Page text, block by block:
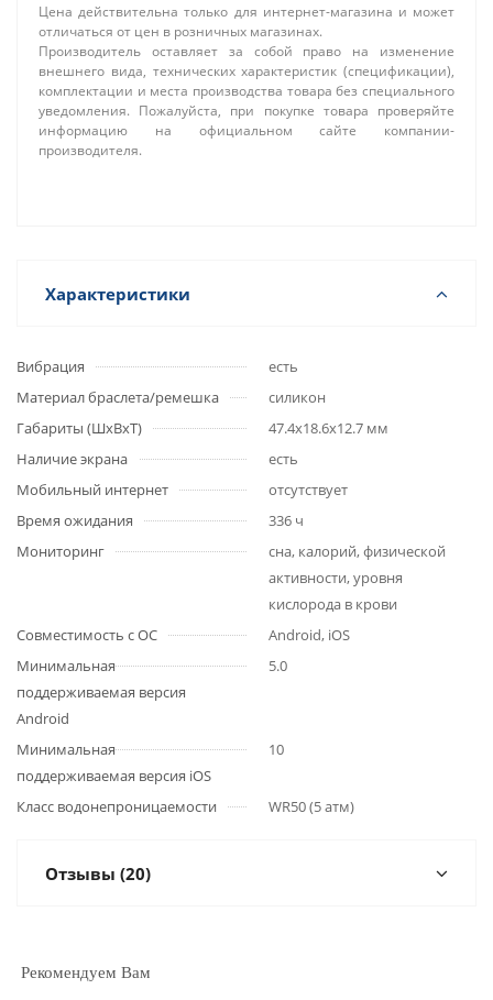
Цена действительна только для интернет-магазина и может
отличаться от цен в розничных магазинах.
Производитель оставляет за собой право на изменение
внешнего вида, технических характеристик (спецификации),
комплектации и места производства товара без специального
уведомления. Пожалуйста, при покупке товара проверяйте
информацию на официальном сайте компании-
производителя.
Характеристики
Вибрация
есть
Материал браслета/ремешка
силикон
Габариты (ШхВхТ)
47.4x18.6x12.7 мм
Наличие экрана
есть
Мобильный интернет
отсутствует
Время ожидания
336 ч
Мониторинг
сна, калорий, физической
активности, уровня
кислорода в крови
Совместимость с ОС
Android, iOS
Минимальная
поддерживаемая версия
Android
5.0
Минимальная
поддерживаемая версия iOS
10
Класс водонепроницаемости WR50 (5 атм)
Отзывы (20)
Рекомендуем Вам